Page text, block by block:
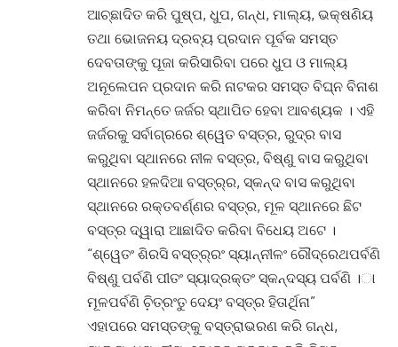
ଆଚ୍ଛାଦିତ କରି ପୁଷ୍ପ, ଧୁପ, ଗନ୍ଧ, ମାଲ୍ୟ, ଭକ୍ଷଣିୟ
ତଥା ଭୋଜନୟ ଦ୍ରବ୍ୟ ପ୍ରଦାନ ପୂର୍ବକ ସମସ୍ତ
ଦେବତାଙ୍କୁ ପୂଜା କରିସାରିବା ପରେ ଧୁପ ଓ ମାଲ୍ୟ
ଅନୂଲେପନ ପ୍ରଦାନ କରି ନାଟକର ସମସ୍ତ ବିଘ୍ନ ବିନାଶ
କରିବା ନିମନ୍ତେ ଜର୍ଜର ସ୍ଥାପିତ ହେବା ଆବଶ୍ୟକ । ଏହି
ଜର୍ଜରକୁ ସର୍ବାଗ୍ରରେ ଶ୍ୱେତ ବସ୍ତ୍ର, ରୁଦ୍ର ବାସ
କରୁଥିବା ସ୍ଥାନରେ ନୀଳ ବସ୍ତ୍ର, ବିଷ୍ଣୁ ବାସ କରୁଥିବା
ସ୍ଥାନରେ ହଳଦିଆ ବସ୍ତ୍ର୍ର, ସ୍କନ୍ଦ ବାସ କରୁଥିବା
ସ୍ଥାନରେ ରକ୍ତବର୍ଣ୍ଣର ବସ୍ତ୍ର, ମୂଳ ସ୍ଥାନରେ ଛିଟ
ବସ୍ତ୍ର ଦ୍ୱାରା ଆଛାଦିତ କରିବା ବିଧେୟ ଅଟେ ।
“ଶ୍ୱେତଂ ଶିରସି ବସ୍ତ୍ର୍ରଂ ସ୍ୟାନ୍ନୀଳଂ ରୌଦ୍ରେଥପର୍ବଣି
ବିଷ୍ଣୁ ପର୍ବଣି ପୀତଂ ସ୍ୟାଦ୍ରକ୍ତଂ ସ୍କନ୍ଦସ୍ୟ ପର୍ବଣି ।ା
ମୂଳପର୍ବଣି ଚି଼ତ୍ରଂତୁ ଦେୟଂ ବସ୍ତ୍ର ହିତାର୍ଥିନା”
ଏହାପରେ ସମସ୍ତଙ୍କୁ ବସ୍ତ୍ରାଭରଣ କରି ଗନ୍ଧ,